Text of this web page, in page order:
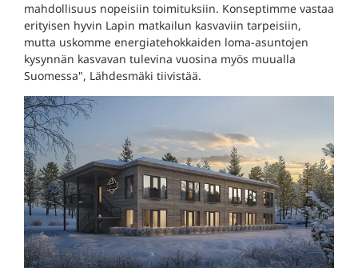
mahdollisuus nopeisiin toimituksiin. Konseptimme vastaa
erityisen hyvin Lapin matkailun kasvaviin tarpeisiin,
mutta uskomme energiatehokkaiden loma-asuntojen
kysynnän kasvavan tulevina vuosina myös muualla
Suomessa", Lähdesmäki tiivistää.